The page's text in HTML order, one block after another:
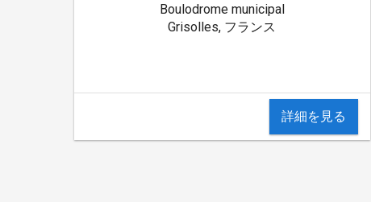
Boulodrome municipal
Grisolles, フランス
詳細を見る